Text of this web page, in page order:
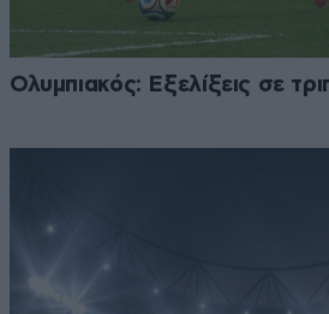
Ολυμπιακός: Εξελίξεις σε